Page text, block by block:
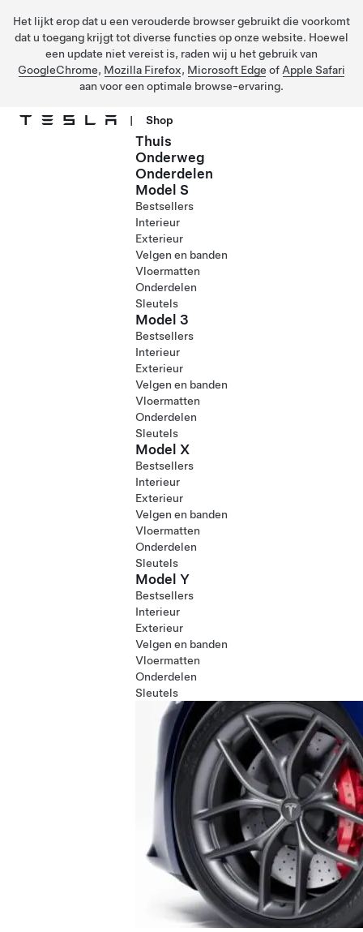
Het lijkt erop dat u een verouderde browser gebruikt die voorkomt
dat u toegang krijgt tot diverse functies op onze website. Hoewel
een update niet vereist is, raden wij u het gebruik van
GoogleChrome, Mozilla Firefox, Microsoft Edge of Apple Safari
aan voor een optimale browse-ervaring.
| Shop
Thuis
Onderweg
Onderdelen
Model S
Bestsellers
Interieur
Exterieur
Velgen en banden
Vloermatten
Onderdelen
Sleutels
Model 3
Bestsellers
Interieur
Exterieur
Velgen en banden
Vloermatten
Onderdelen
Sleutels
Model X
Bestsellers
Interieur
Exterieur
Velgen en banden
Vloermatten
Onderdelen
Sleutels
Model Y
Bestsellers
Interieur
Exterieur
Velgen en banden
Vloermatten
Onderdelen
Sleutels